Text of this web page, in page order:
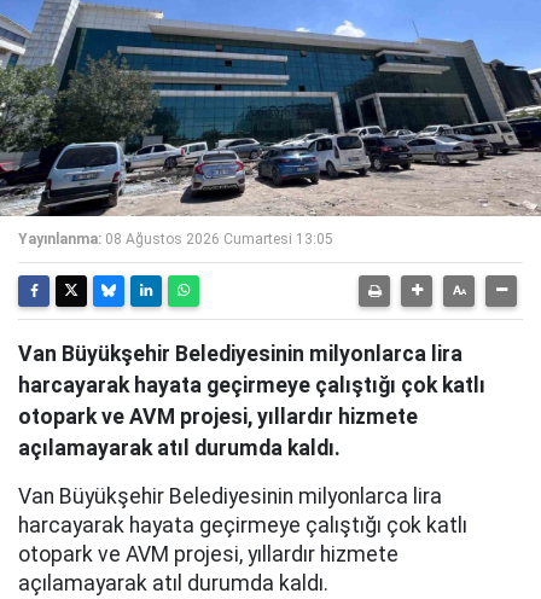
Yayınlanma: 08 Ağustos 2026 Cumartesi 13:05
Van Büyükşehir Belediyesinin milyonlarca lira
harcayarak hayata geçirmeye çalıştığı çok katlı
otopark ve AVM projesi, yıllardır hizmete
açılamayarak atıl durumda kaldı.
Van Büyükşehir Belediyesinin milyonlarca lira
harcayarak hayata geçirmeye çalıştığı çok katlı
otopark ve AVM projesi, yıllardır hizmete
açılamayarak atıl durumda kaldı.